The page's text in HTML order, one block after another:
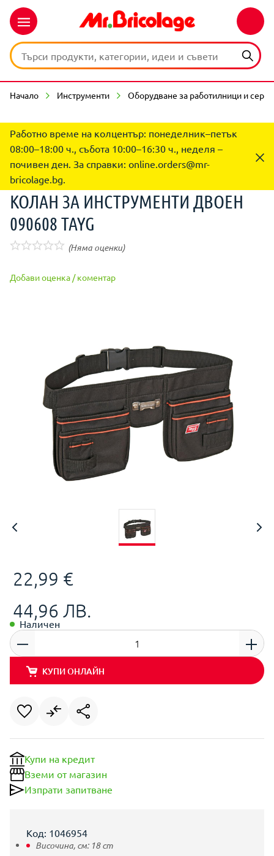
Начало Инструменти Оборудване за работилници и
Работно време на колцентър: понеделник–петък
08:00–18:00 ч., събота 10:00–16:30 ч., неделя –
почивен ден. За справки: online.orders@mr-
bricolage.bg.
КОЛАН ЗА ИНСТРУМЕНТИ ДВОЕН
090608 TAYG
(Няма оценки)
Добави оценка / коментар
22,99 €
44,96 ЛВ.
Наличен
КУПИ ОНЛАЙН
Купи на кредит
Вземи от магазин
Изпрати запитване
Код: 1046954
Височина, см: 18cm